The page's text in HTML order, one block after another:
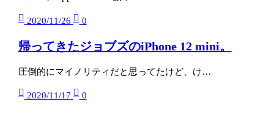
2020/11/26 0
帰ってきたジョブズのiPhone 12 mini。
圧倒的にマイノリティだと思ってたけど、け…
2020/11/17 0